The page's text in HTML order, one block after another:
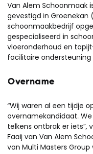
Van Alem Schoonmaak
gevestigd in Groenekan
schoonmaakbedrijf
gespecialiseerd in
vloeronderhoud en
facilitaire
Overname
“Wij waren al een tijdje
overnamekandidaat.
telkens ontbrak er
Faaij van Van Alem
van Multi Masters Group